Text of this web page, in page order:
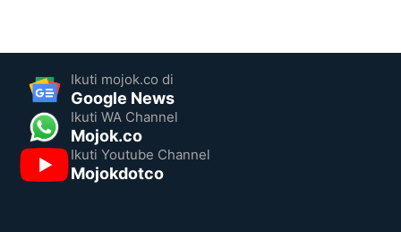
Ikuti mojok.co di
Google News
Ikuti WA Channel
Mojok.co
Ikuti Youtube Channel
Mojokdotco